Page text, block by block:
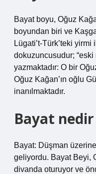
Bayat boyu, Oğuz
boyundan biri ve
Lügati’t-Türk’teki
dokuzuncusudur; “eski
yazmaktadır: O bir
Oğuz Kağan’ın oğlu
inanılmaktadır.
Bayat
Bayat: Düşman
geliyordu. Bayat Beyi,
divanda oturuyor ve